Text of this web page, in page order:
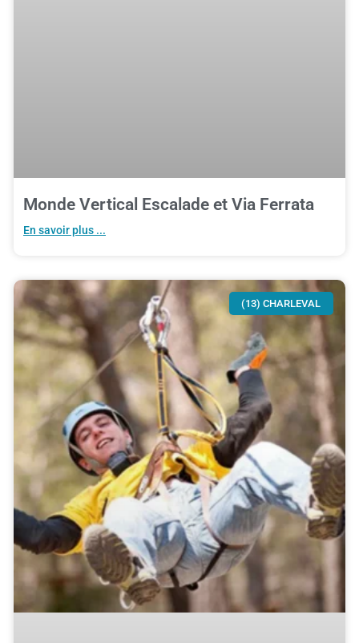
Monde Vertical Escalade et Via Ferrata
En savoir plus ...
(13) CHARLEVAL